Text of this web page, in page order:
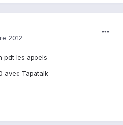
2012
pdt les appels
avec Tapatalk